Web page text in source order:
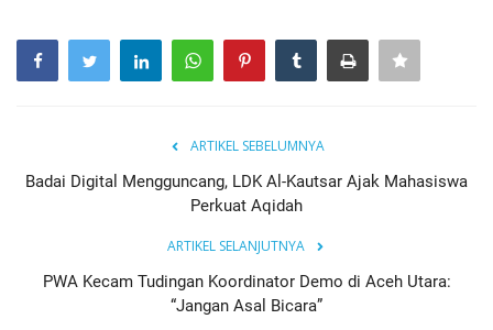
ARTIKEL SEBELUMNYA
‎Badai Digital Mengguncang, LDK Al-Kautsar Ajak Mahasiswa
Perkuat Aqidah
ARTIKEL SELANJUTNYA
‎PWA Kecam Tudingan Koordinator Demo di Aceh Utara:
“Jangan Asal Bicara”